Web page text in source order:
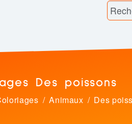
Des poissons
Animaux Des